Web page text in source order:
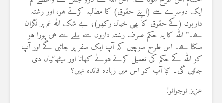
ایک دوسرے سے (اپنے حقوق) کا مطالبہ کرتے ہو، اور رشتہ
داریوں (کے حقوق کا بھی خیال رکھو)؛ بے شک اللہ تم پر نگران
ہے۔” اللہ کا یہ حکم صرف رشتہ داروں سے ملنے سے ہی پورا ہو
سکتا ہے۔ اس طرح سوچیں کہ آپ ایک سفر پر جائیں گے اور آپ
کو اللہ کے حکم کی تعمیل کرتے ہوئے کھانا اور میٹھائیاں دی
جائیں گی۔ کیا آپ کو اس میں زیادہ فائدہ نہیں؟
عزیز نوجوانو!